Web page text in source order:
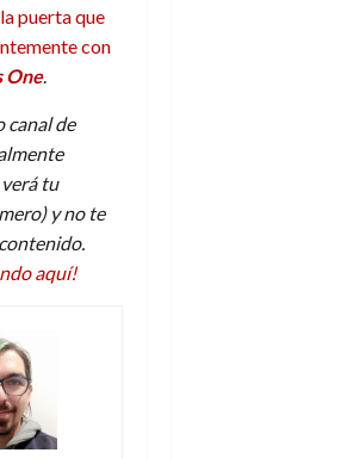
la puerta que
con
One.
canal de
tu
y no te
aquí!